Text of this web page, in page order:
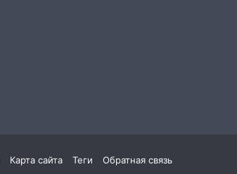
Карта сайта Теги Обратная связь